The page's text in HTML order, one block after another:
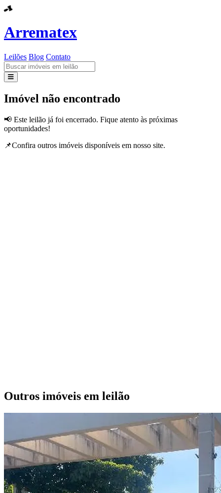
Arrematex
Leilões Blog Contato
Leilões
Imóvel não encontrado
📢 Este leilão já foi encerrado. Fique atento às próximas
oportunidades!
📌Confira outros imóveis disponíveis em nosso site.
Outros imóveis em leilão